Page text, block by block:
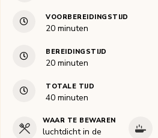
VOORBEREIDINGSTIJD
20minuten
minuten
BEREIDINGSTIJD
20minuten
minuten
TOTALE TIJD
40minuten
minuten
WAAR TE BEWAREN
luchtdicht in de